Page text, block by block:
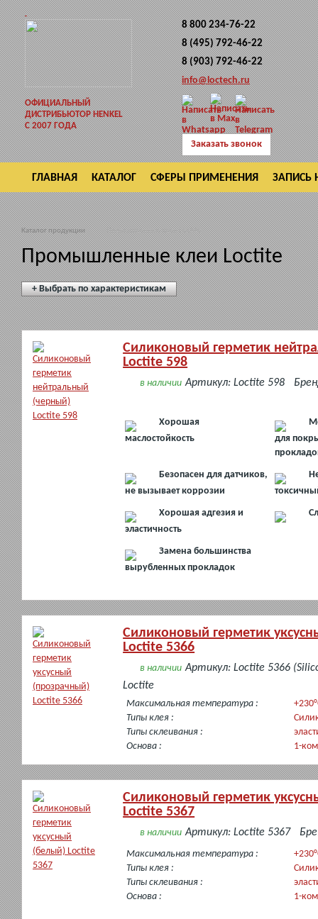
ОФИЦИАЛЬНЫЙ
ДИСТРИБЬЮТОР HENKEL
С 2007 ГОДА
8 800 234-76-22
8 (495) 792-46-22
8 (903) 792-46-22
info@loctech.ru
Заказать звонок
ГЛАВНАЯ КАТАЛОГ СФЕРЫ ПРИМЕНЕНИЯ ЗАПИСЬ
ВОЗВРАТ
Каталог продукции Промышленные клеи Loctite
Промышленные клеи Loctite
+ Выбрать по характеристикам
Силиконовый герметик
Loctite 598
в наличии Артикул: Loctite 598
Хорошая
маслостойкость
для
Безопасен для датчиков,
не вызывает коррозии
Хорошая адгезия и
эластичность
Замена большинства
вырубленных прокладок
Силиконовый герметик
Loctite 5366
в наличии Артикул: Loctite 5366
Loctite
Максимальная температура :
Типы клея :
Типы склеивания :
Основа :
1-
Силиконовый герметик
Loctite 5367
в наличии Артикул: Loctite 5367
Максимальная температура :
Типы клея :
Типы склеивания :
Основа :
1-